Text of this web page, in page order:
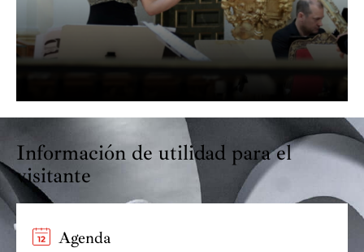
Información de utilidad para el
visitante
Agenda